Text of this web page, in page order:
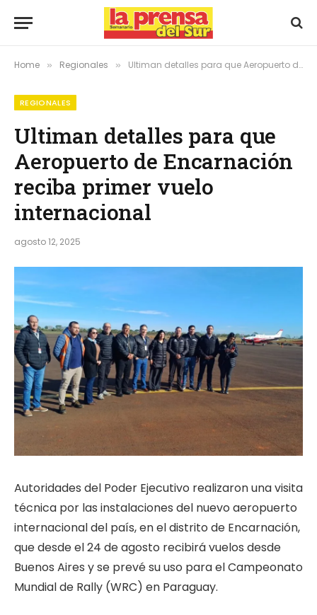
Home » Regionales » Ultiman detalles para que Aeropuerto de Encarnación reciba primer vuelo internacional
REGIONALES
Ultiman detalles para que
Aeropuerto de Encarnación
reciba primer vuelo
internacional
agosto 12, 2025
Autoridades del Poder Ejecutivo realizaron una visita
técnica por las instalaciones del nuevo aeropuerto
internacional del país, en el distrito de Encarnación,
que desde el 24 de agosto recibirá vuelos desde
Buenos Aires y se prevé su uso para el Campeonato
Mundial de Rally (WRC) en Paraguay.